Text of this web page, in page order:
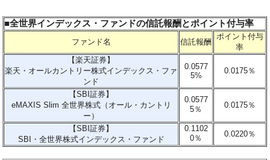
■全世界インデックス・ファンドの信託報酬とポイント付与率
ファンド名 信託報酬
ポイント付与
率
【楽天証券】
楽天・オールカントリー株式インデックス・ファ
ンド
0.0577
5%
0.0175％
【SBI証券】
eMAXIS Slim 全世界株式（オール・カントリ
ー）
0.0577
5％
0.0175％
【SBI証券】
SBI・全世界株式インデックス・ファンド
0.1102
0％
0.0220％